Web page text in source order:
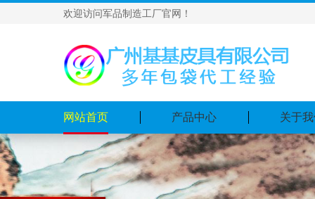
欢迎访问军品制造工厂官网！
网站首页 产品中心 关于